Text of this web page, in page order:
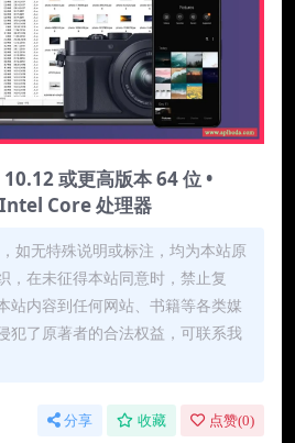
或更高版本 64 位 •
Core 处理器
如无特殊说明或标注，均为本站原
，在未征得本站同意时，禁止复
站内容到任何网站、书籍等各类媒
犯了原著者的合法权益，可联系我
分享 收藏 点赞(0)